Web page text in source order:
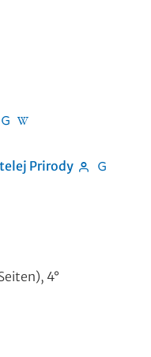
Prirody
4°